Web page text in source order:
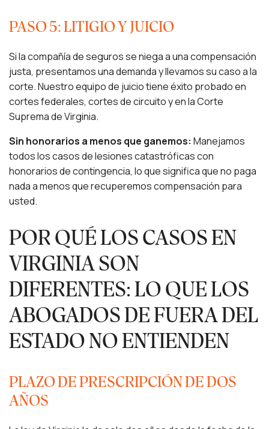
PASO 5: LITIGIO Y JUICIO
Si la compañía de seguros se niega a una compensación
justa, presentamos una demanda y llevamos su caso a la
corte. Nuestro equipo de juicio tiene éxito probado en
cortes federales, cortes de circuito y en la Corte
Suprema de Virginia.
Sin honorarios a menos que ganemos: Manejamos
todos los casos de lesiones catastróficas con
honorarios de contingencia, lo que significa que no paga
nada a menos que recuperemos compensación para
usted.
POR QUÉ LOS CASOS EN
VIRGINIA SON
DIFERENTES: LO QUE LOS
ABOGADOS DE FUERA DEL
ESTADO NO ENTIENDEN
PLAZO DE PRESCRIPCIÓN DE DOS
AÑOS